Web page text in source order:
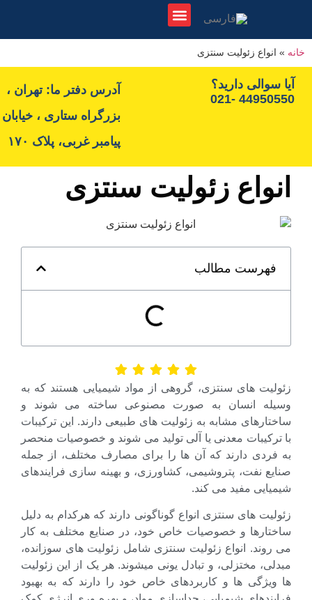
انواع زئولیت سنتزی
دارید؟
آدرس دفتر ما: تهران ،
بزرگراه ستاری ، خیابان
پیامبر غربی، پلاک ۱۷۰
زئولیت سنتزی
فهرست مطالب
های سنتزی، گروهی از مواد شیمیایی هستند که به
انسان به صورت مصنوعی ساخته می شوند و
مشابه به زئولیت های طبیعی دارند. این ترکیبات
معدنی یا آلی تولید می شوند و خصوصیات منحصر
دارند که آن ها را برای مصارف مختلف، از جمله
نفت، پتروشیمی، کشاورزی، و بهینه سازی فرایندهای
مفید می کند.
های سنتزی انواع گوناگونی دارند که هرکدام به دلیل
و خصوصیات خاص خود، در صنایع مختلف به کار
انواع زئولیت سنتزی شامل زئولیت های سوزانده،
مختزلی، و تبادل یونی میشوند. هر یک از این زئولیت
ها و کاربردهای خاص خود را دارند که به بهبود